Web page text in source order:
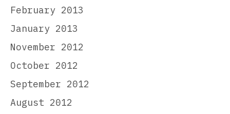
February 2013
January 2013
November 2012
October 2012
September 2012
August 2012